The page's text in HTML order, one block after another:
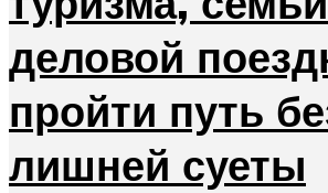
деловой
пройти путь
лишней суеты